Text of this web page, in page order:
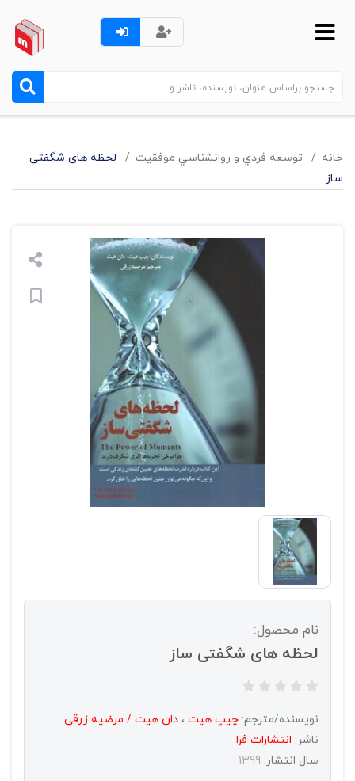
خانه توسعه فردي و روانشناسي موفقيت
لحظه های شگفتی
ساز
نام محصول:
لحظه های شگفتی ساز
نویسنده/مترجم: چیپ هیت ، دان هیت / مرضیه زرقی
ناشر: انتشارات فرا
سال انتشار: 1399